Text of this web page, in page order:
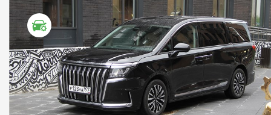
ТЕСТ ДРАЙВ